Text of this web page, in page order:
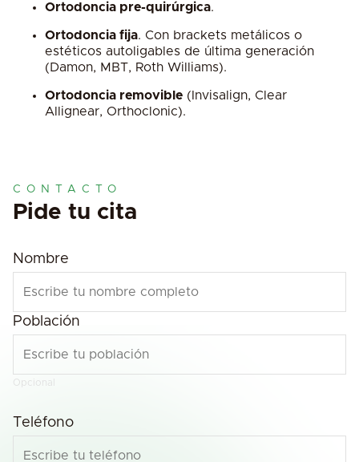
Ortodoncia pre-quirúrgica.
Ortodoncia fija. Con brackets metálicos o
estéticos autoligables de última generación
(Damon, MBT, Roth Williams).
Ortodoncia removible (Invisalign, Clear
Allignear, Orthoclonic).
CONTACTO
Pide tu cita
Nombre
Población
Opcional
Teléfono